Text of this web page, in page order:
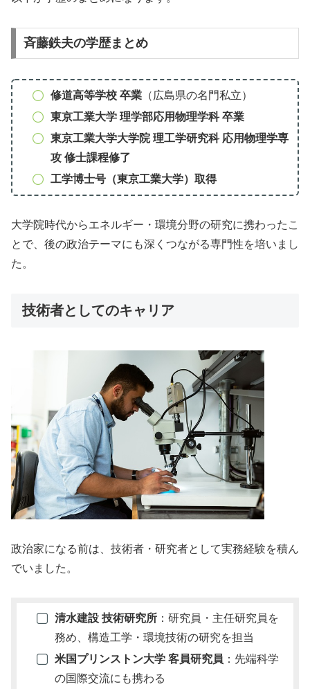
斉藤鉄夫の学歴まとめ
修道高等学校 卒業（広島県の名門私立）
東京工業大学 理学部応用物理学科 卒業
東京工業大学大学院 理工学研究科 応用物理学専
攻 修士課程修了
工学博士号（東京工業大学）取得
大学院時代からエネルギー・環境分野の研究に携わったこ
とで、後の政治テーマにも深くつながる専門性を培いまし
た。
技術者としてのキャリア
政治家になる前は、技術者・研究者として実務経験を積ん
でいました。
清水建設 技術研究所：研究員・主任研究員を
務め、構造工学・環境技術の研究を担当
米国プリンストン大学 客員研究員 ：先端科学
の国際交流にも携わる